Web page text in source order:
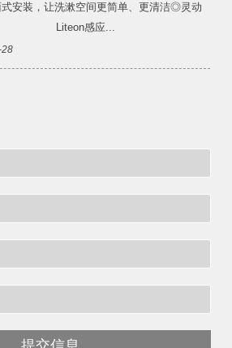
安装，让洗漱空间更简单、更清洁◎灵动
Liteon感应...